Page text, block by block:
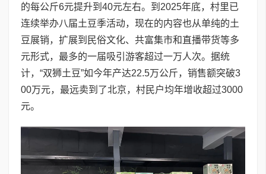
的每公斤6元提升到40元左右。到2025年底，村里已
连续举办八届土豆季活动，现在的内容也从单纯的土
豆展销，扩展到民俗文化、共富集市和直播带货等多
元形式，最多的一届吸引游客超过一万人次。据统
计，“双狮土豆”如今年产达22.5万公斤，销售额突破3
00万元，最远卖到了北京，村民户均年增收超过3000
元。